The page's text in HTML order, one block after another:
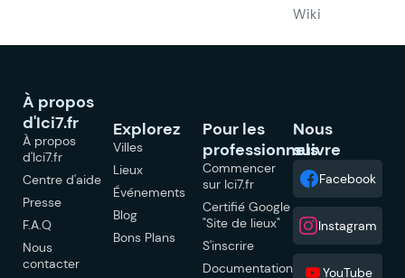
Wiki
À propos
d'Ici7.fr
À propos
d'Ici7.fr
Centre d'aide
Presse
F.A.Q
Nous
contacter
Explorez
Villes
Lieux
Événements
Blog
Bons Plans
Pour les
professionnels
Commencer
sur Ici7.fr
Certifié Google
"Site de lieux"
S'inscrire
Documentation
Nous
suivre
Facebook
Instagram
YouTube